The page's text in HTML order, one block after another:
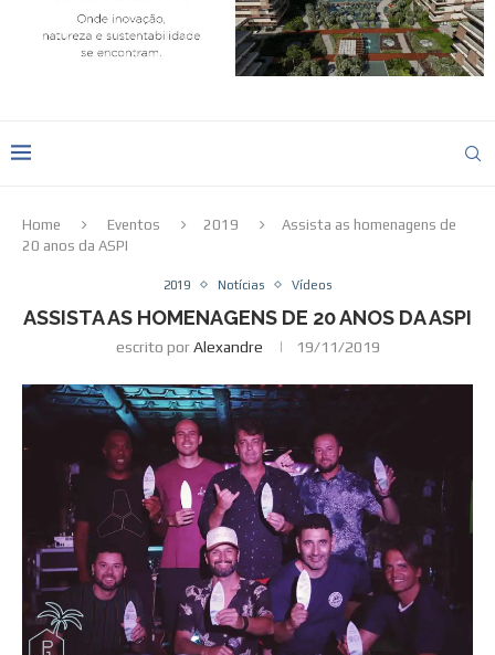
Home Eventos 2019
Assista as homenagens de
20 anos da ASPI
2019 Notícias Vídeos
ASSISTA AS HOMENAGENS DE 20 ANOS DA ASPI
escrito porAlexandre 19/11/2019